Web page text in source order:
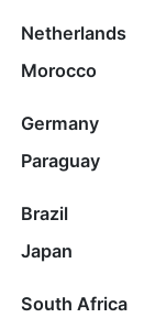
Netherlands
Morocco
Germany
Paraguay
Brazil
Japan
South Africa